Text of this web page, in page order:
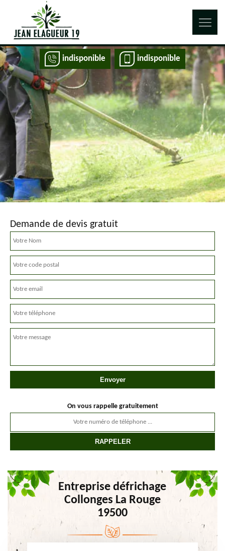
indisponible indisponible
Demande de devis gratuit
On vous rappelle gratuitement
Entreprise défrichage
Collonges La Rouge
19500